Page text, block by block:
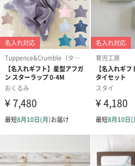
メッセージカード（通常・
誕生日や結婚祝い・出産祝いな
ードを同梱します。
メッセージカードや封筒のデザ
す。